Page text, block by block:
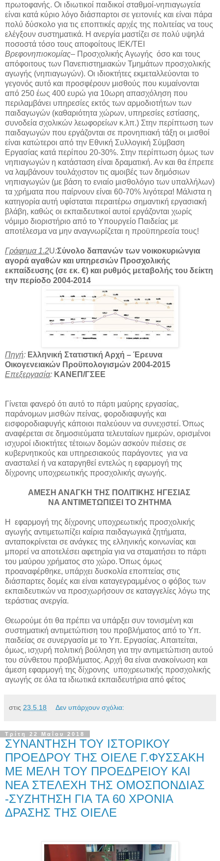
πρωτοφανής. Οι ιδιωτικοί παιδικοί σταθμοί-νηπιαγωγεία
είναι κατά κύριο λόγο διάσπαρτοι σε γειτονιές και είναι πάρα
πολύ δύσκολο για τις εποπτικές αρχές της πολιτείας να τους
ελέγξουν συστηματικά. Η ανεργία μαστίζει σε πολύ υψηλά
ποσοστά τόσο τους αποφοίτους ΙΕΚ/ΤΕΙ
Βρεφονηπιοκομίας– Προσχολικής Αγωγής όσο και τους
απόφοιτους των Πανεπιστημιακών Τμημάτων προσχολικής
αγωγής (νηπιαγωγών). Οι ιδιοκτήτες εκμεταλλεύονται το
γεγονός αυτό και προσφέρουν μισθούς που κυμαίνονται
από 250 έως 400 ευρώ για 10ωρη απασχόληση που
περιλαμβάνει υπηρεσίες εκτός των αρμοδιοτήτων των
παιδαγωγών (καθαριότητα χώρων, υπηρεσίες εστίασης,
συνοδεία σχολικών λεωφορείων κ.λπ.) Στην περίπτωση των
παιδαγωγών που εργάζονται σε προνηπιακή τάξη οι μισθοί
είναι κατώτεροι από την Εθνική Συλλογική Σύμβαση
Εργασίας κατά περίπου 20-30%. Στην περίπτωση όμως των
νηπιαγωγών η κατάσταση είναι δραματική. Αν και θα έπρεπε
να λαμβάνουν τουλάχιστον τις αμοιβές των δημόσιων
νηπιαγωγών (με βάση το ενιαίο μισθολόγιο των υπαλλήλων)
τα χρήματα που παίρνουν είναι 60-70% λιγότερα! Μάλιστα η
κατηγορία αυτή υφίσταται περαιτέρω σημαντική εργασιακή
βλάβη, καθώς οι εκπαιδευτικοί αυτοί εργάζονται χωρίς
νόμιμο διοριστήριο από το Υπουργείο Παιδείας με
αποτέλεσμα να μην αναγνωρίζεται η προϋπηρεσία τους!
Γράφημα 1.2U:Σύνολο δαπανών των νοικοκυριώνγια
αγορά αγαθών και υπηρεσιών Προσχολικής
εκπαίδευσης (σε εκ. €) και ρυθμός μεταβολής του δείκτη
την περίοδο 2004-2014
Πηγή: Ελληνική Στατιστική Αρχή – Έρευνα
Οικογενειακών Προϋπολογισμών 2004-2015
Επεξεργασία: ΚΑΝΕΠ/ΓΣΕΕ
Γίνεται φανερό ότι αυτό το πάρτι μαύρης εργασίας,
παράνομων μισθών πείνας, φοροδιαφυγής και
εισφοροδιαφυγής κάποιοι παλεύουν να συνεχιστεί. Όπως
αναφέρεται σε δημοσιεύματα τελευταίων ημερών, ορισμένοι
ισχυροί ιδιοκτήτες τέτοιων δομών ασκούν πιέσεις σε
κυβερνητικούς και υπηρεσιακούς παράγοντες για να
ανασταλεί ή να καταργηθεί εντελώς η εφαρμογή της
δίχρονης υποχρεωτικής προσχολικής αγωγής.
ΑΜΕΣΗ ΑΝΑΓΚΗ ΤΗΣ ΠΟΛΙΤΙΚΗΣ ΗΓΕΣΙΑΣ
ΝΑ ΑΝΤΙΜΕΤΩΠΙΣΕΙ ΤΟ ΖΗΤΗΜΑ
Η εφαρμογή της δίχρονης υποχρεωτικής προσχολικής
αγωγής αντιμετωπίζει καίρια παιδαγωγικά ζητήματα,
ανταποκρίνεται σε ανάγκες της ελληνικής κοινωνίας και
μπορεί να αποτελέσει αφετηρία για να σταματήσει το πάρτι
του μαύρου χρήματος στο χώρο. Όπως όμως
προαναφέρθηκε, υπάρχει δυσκολία εποπτείας στις
διάσπαρτες δομές και είναι καταγεγραμμένος ο φόβος των
εκπαιδευτικών να προσχωρήσουν σε καταγγελίες λόγω της
τεράστιας ανεργία.
Θεωρούμε ότι θα πρέπει να υπάρξει συν τονισμένη και
συστηματική αντιμετώπιση του προβλήματος από το Υπ.
παιδείας σε συνεργασία με το Υπ. Εργασίας. Απαιτείται,
όμως, ισχυρή πολιτική βούληση για την αντιμετώπιση αυτού
του σύνθετου προβλήματος. Αρχή θα είναι ανακοίνωση και
άμεση εφαρμογή της δίχρονης υποχρεωτικής προσχολικής
αγωγής σε όλα τα ιδιωτικά εκπαιδευτήρια από φέτος
στις 23.5.18 Δεν υπάρχουν σχόλια:
Τρίτη 22 Μαΐου 2018
ΣΥΝΑΝΤΗΣΗ ΤΟΥ ΙΣΤΟΡΙΚΟΥ
ΠΡΟΕΔΡΟΥ ΤΗΣ ΟΙΕΛΕ Γ.ΦΥΣΣΑΚΗ
ΜΕ ΜΕΛΗ ΤΟΥ ΠΡΟΕΔΡΕΙΟΥ ΚΑΙ
ΝΕΑ ΣΤΕΛΕΧΗ ΤΗΣ ΟΜΟΣΠΟΝΔΙΑΣ
-ΣΥΖΗΤΗΣΗ ΓΙΑ ΤΑ 60 ΧΡΟΝΙΑ
ΔΡΑΣΗΣ ΤΗΣ ΟΙΕΛΕ